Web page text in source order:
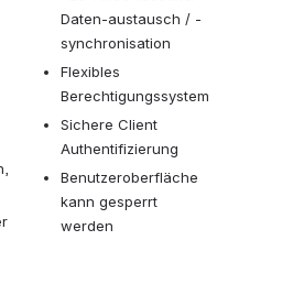
Daten-austausch / -
synchronisation
Flexibles
Berechtigungssystem
Sichere Client
Authentifizierung
Benutzeroberfläche
kann gesperrt
werden